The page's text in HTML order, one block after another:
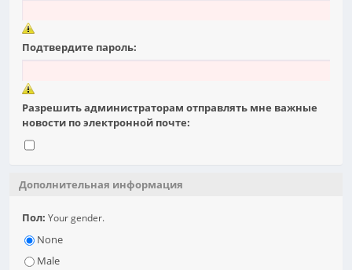
Подтвердите пароль:
Разрешить администраторам отправлять мне важные
новости по электронной почте:
Дополнительная информация
Пол: Your gender.
None
Male